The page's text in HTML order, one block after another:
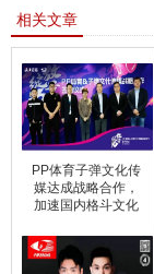
相关文章
PP体育子弹文化传
媒达成战略合作，
加速国内格斗文化